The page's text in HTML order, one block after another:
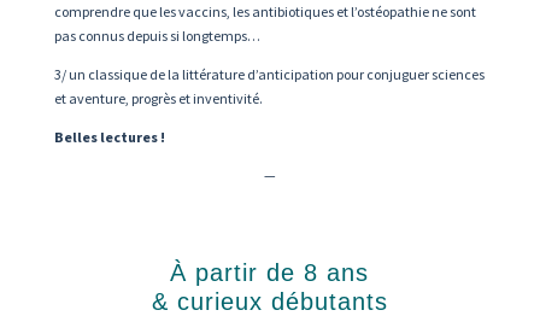
comprendre que les vaccins, les antibiotiques et l’ostéopathie ne sont
pas connus depuis si longtemps…
3/ un classique de la littérature d’anticipation pour conjuguer sciences
et aventure, progrès et inventivité.
Belles lectures !
—
À partir de 8 ans
& curieux débutants